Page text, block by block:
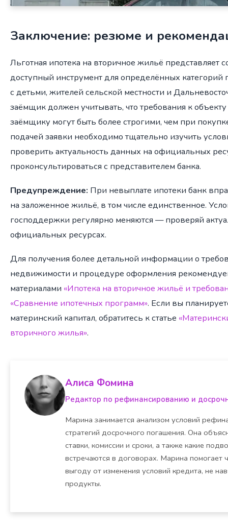
Заключение: резюме и
Льготная ипотека на вторичное жильё представляет
доступный инструмент для определённых категорий
с детьми, жителей сельской местности и
заёмщик должен учитывать, что требования к
заёмщику могут быть более строгими, чем при
подачей заявки необходимо тщательно изучить
проверить актуальность данных на официальных
проконсультироваться с представителем банка.
Предупреждение: При невыплате ипотеки банк
на заложенное жильё, в том числе единственное.
господдержки регулярно меняются — проверяй
официальных ресурсах.
Для получения более детальной информации о
недвижимости и процедуре оформления
материалами «Ипотека на вторичное жильё и
«Сравнение ипотечных программ». Если вы
материнский капитал, обратитесь к статье
вторичного жилья».
Алиса Фомина
Редактор по рефинансированию и
Марина занимается анализом условий
стратегий досрочного погашения. Она
ставки, комиссии и сроки, а также какие
встречаются в договорах. Марина помогает
выгоду от изменения условий кредита, не
продукты.